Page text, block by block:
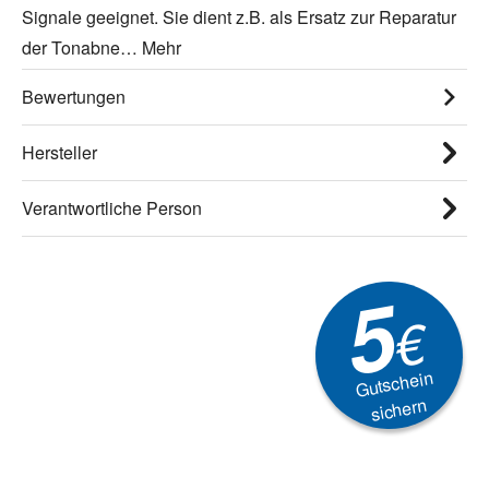
Signale geeignet. Sie dient z.B. als Ersatz zur Reparatur
der Tonabne… Mehr
Bewertungen
Hersteller
Verantwortliche Person
5€
Gutschein
sichern